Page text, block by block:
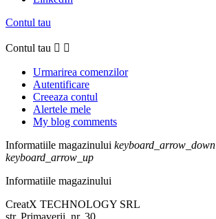
Contul tau
Contul tau  
Urmarirea comenzilor
Autentificare
Creeaza contul
Alertele mele
My blog comments
Informatiile magazinului keyboard_arrow_down
keyboard_arrow_up
Informatiile magazinului
CreatX TECHNOLOGY SRL